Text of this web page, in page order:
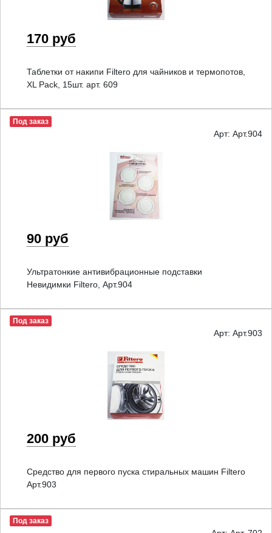
170 руб
Таблетки от накипи Filtero для чайников и термопотов,
XL Pack, 15шт. арт. 609
Под заказ
Арт: Арт.904
90 руб
Ультратонкие антивибрационные подставки
Невидимки Filtero, Арт.904
Под заказ
Арт: Арт.903
200 руб
Средство для первого пуска стиральных машин Filtero
Арт.903
Под заказ